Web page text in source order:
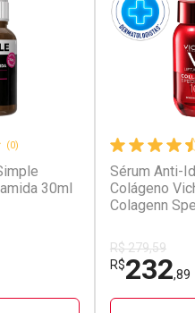
(0)
30ml
Sérum Anti-
Colágeno
Colagenn
R$ 279,59
R$232,89